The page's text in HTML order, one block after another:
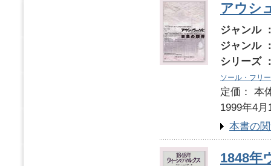
アウシ
ジャンル
ジャンル
シリーズ
ソール・フリ
定価：
1999年4月
本書の
1848年